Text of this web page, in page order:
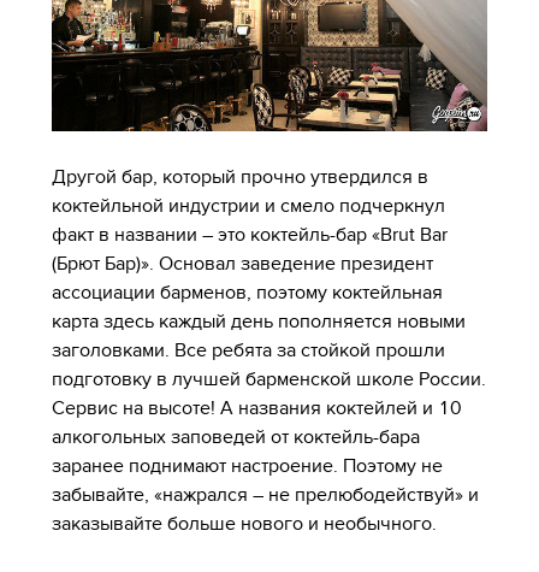
Другой бар, который прочно утвердился в
коктейльной индустрии и смело подчеркнул
факт в названии – это коктейль-бар «Brut Bar
(Брют Бар)». Основал заведение президент
ассоциации барменов, поэтому коктейльная
карта здесь каждый день пополняется новыми
заголовками. Все ребята за стойкой прошли
подготовку в лучшей барменской школе России.
Сервис на высоте! А названия коктейлей и 10
алкогольных заповедей от коктейль-бара
заранее поднимают настроение. Поэтому не
забывайте, «нажрался – не прелюбодействуй» и
заказывайте больше нового и необычного.